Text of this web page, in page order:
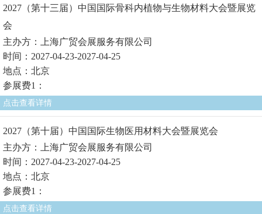
2027（第十三届）中国国际骨科内植物与生物材料大会暨展览
会
主办方：上海广贸会展服务有限公司
时间：2027-04-23-2027-04-25
地点：北京
参展费1：
点击查看详情
2027（第十届）中国国际生物医用材料大会暨展览会
主办方：上海广贸会展服务有限公司
时间：2027-04-23-2027-04-25
地点：北京
参展费1：
点击查看详情